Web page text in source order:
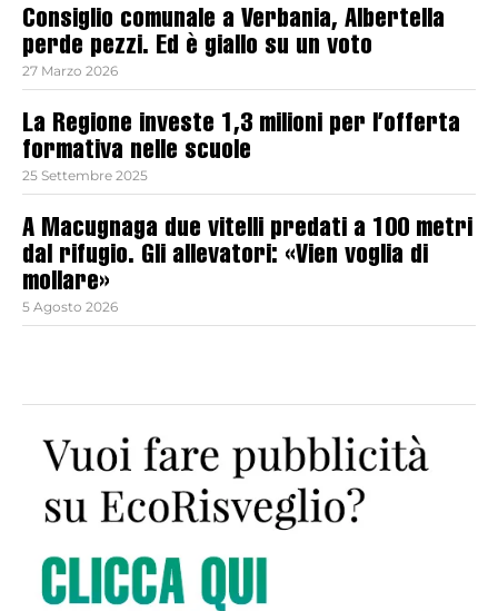
Consiglio comunale a Verbania, Albertella
perde pezzi. Ed è giallo su un voto
27 Marzo 2026
La Regione investe 1,3 milioni per l’offerta
formativa nelle scuole
25 Settembre 2025
A Macugnaga due vitelli predati a 100 metri
dal rifugio. Gli allevatori: «Vien voglia di
mollare»
5 Agosto 2026